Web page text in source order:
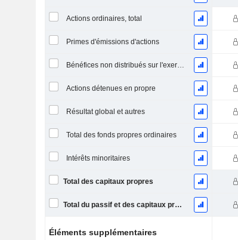
Actions ordinaires, total
Primes d'émissions d'actions
Bénéfices non distribués sur l'exercice
Actions détenues en propre
Résultat global et autres
Total des fonds propres ordinaires
Intérêts minoritaires
Total des capitaux propres
Total du passif et des capitaux propres
Éléments supplémentaires